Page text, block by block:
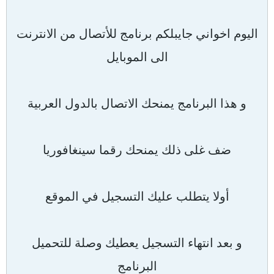
اليوم اخواني جايبلكم برنامج للأتصال من الانترنت
الى الموبايل
و هذا البرنامج يمنحك الاتصال بالدول العربية
ضف غلى ذلك يمنحك رقما سينغافوريا
أولا يتطلب عليك التسجيل في الموقع
و بعد انتهاء التسجيل يعطيك وصلة للتحميل
البرنامج